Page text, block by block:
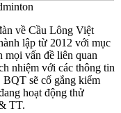
về Cầu Lông Việt
lập từ 2012 với mục
mọi vấn đề liên quan
nhiệm với các thông tin
sẽ cố gắng kiểm
hoạt động thử
TT.